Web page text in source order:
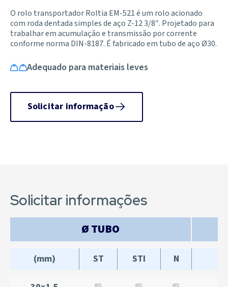
O rolo transportador Roltia EM-521 é um rolo acionado
com roda dentada simples de aço Z-12 3/8″. Projetado para
trabalhar em acumulação e transmissão por corrente
conforme norma DIN-8187. É fabricado em tubo de aço Ø30.
Adequado para materiais leves
Solicitar informação
Solicitar informações
Ø TUBO
(mm) ST STI N